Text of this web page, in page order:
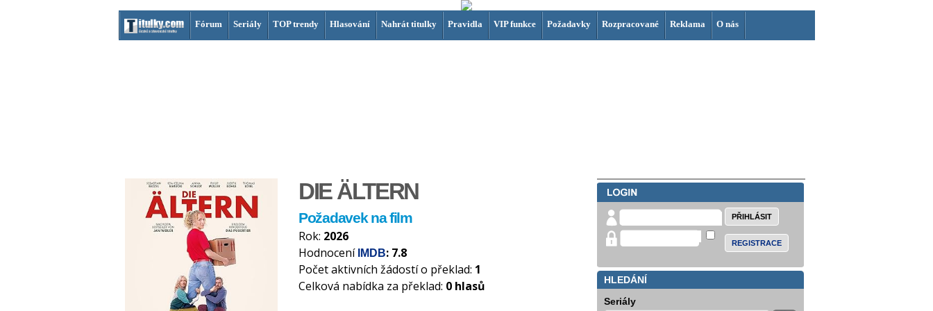
Fórum Seriály TOP trendy Hlasování Nahrát titulky Pravidla VIP funkce Požadavky Rozpracované Reklama O nás
DIE ÄLTERN
Požadavek na film
Rok: 2026
Hodnocení IMDB: 7.8
Počet aktivních žádostí o překlad: 1
Celková nabídka za překlad: 0 hlasů
REGISTRACE
HLEDÁNÍ
Seriály